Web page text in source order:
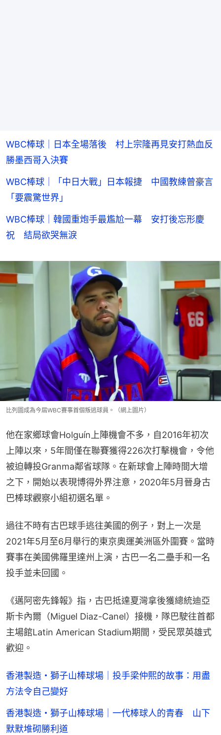
WBC棒球｜日本全場落後 村上宗隆再見安打熱血反
勝墨西哥入決賽
WBC棒球｜「中日大戰」日本報捷 中國教練曾豪言
「要震驚世界」
WBC棒球｜韓國重炮手最尷尬一幕 安打後忘形慶
祝 結局欲哭無淚
比列圖成為今屆WBC賽事首個叛逃球員。（網上圖片）
他在家鄉球會Holguín上陣機會不多，自2016年初次
上陣以來，5年間僅在聯賽獲得226次打擊機會，令他
被迫轉投Granma鄰省球隊。在新球會上陣時間大增
之下，開始以表現博得外界注意，2020年5月晉身古
巴棒球觀察小組初選名單。
過往不時有古巴球手逃往美國的例子，對上一次是
2021年5月至6月舉行的東京奧運美洲區外圍賽。當時
賽事在美國佛羅里達州上演，古巴一名二壘手和一名
投手並未回國。
《邁阿密先鋒報》指，古巴抵達夏灣拿後獲總統迪亞
斯卡內爾（Miguel Diaz-Canel）接機，隊巴駛往首都
主場館Latin American Stadium期間，受民眾英雄式
歡迎。
香港製造・獅子山棒球場｜投手梁仲熙的故事：用盡
方法令自己變好
香港製造・獅子山棒球場｜一代棒球人的青春 山下
默默堆砌勝利道